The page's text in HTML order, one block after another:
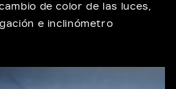
de color de las luces,
e inclinómetro